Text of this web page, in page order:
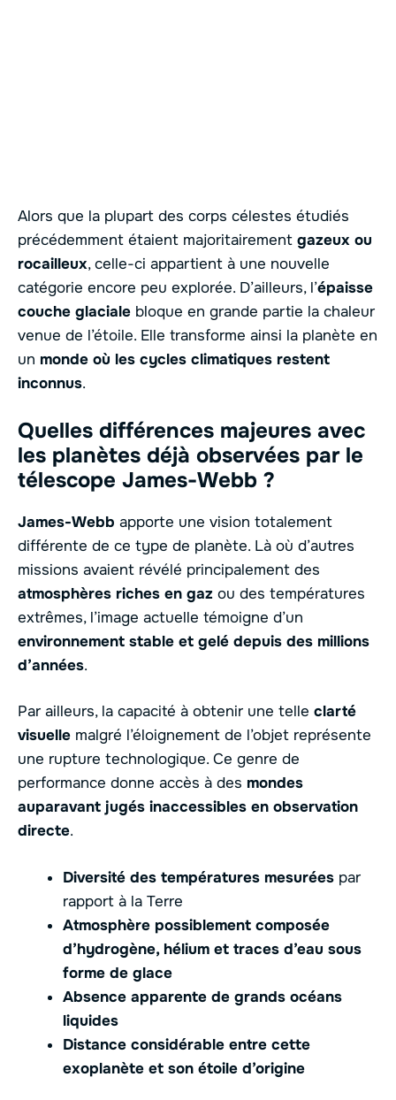
Alors que la plupart des corps célestes étudiés
précédemment étaient majoritairement gazeux ou
rocailleux, celle-ci appartient à une nouvelle
catégorie encore peu explorée. D’ailleurs, l’épaisse
couche glaciale bloque en grande partie la chaleur
venue de l’étoile. Elle transforme ainsi la planète en
un monde où les cycles climatiques restent
inconnus.
Quelles différences majeures avec
les planètes déjà observées par le
télescope James-Webb ?
James-Webb apporte une vision totalement
différente de ce type de planète. Là où d’autres
missions avaient révélé principalement des
atmosphères riches en gaz ou des températures
extrêmes, l’image actuelle témoigne d’un
environnement stable et gelé depuis des millions
d’années.
Par ailleurs, la capacité à obtenir une telle clarté
visuelle malgré l’éloignement de l’objet représente
une rupture technologique. Ce genre de
performance donne accès à des mondes
auparavant jugés inaccessibles en observation
directe.
Diversité des températures mesurées par
rapport à la Terre
Atmosphère possiblement composée
d’hydrogène, hélium et traces d’eau sous
forme de glace
Absence apparente de grands océans
liquides
Distance considérable entre cette
exoplanète et son étoile d’origine